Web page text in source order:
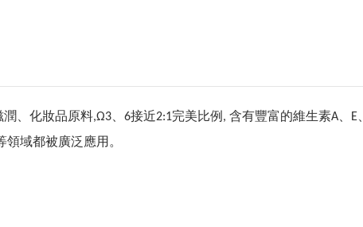
潤 化妝品原料,Ω3 6接近2:1完美比例 , 含有豐富的維生素A E
域都被廣泛應用。